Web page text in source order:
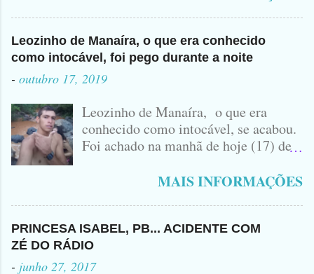
Leozinho de Manaíra, o que era conhecido
como intocável, foi pego durante a noite
- outubro 17, 2019
Leozinho de Manaíra, o que era
conhecido como intocável, se acabou.
Foi achado na manhã de hoje (17) de
no Sertão da Paraíba, o Lendário
atingido com disparo de calibre 12. O
Procurado pela Justiça havia matado
a Namorada dele, Fabrícia Nogueira ,
MAIS INFORMAÇÕES
PRINCESA ISABEL, PB... ACIDENTE COM
ZÉ DO RÁDIO
- junho 27, 2017